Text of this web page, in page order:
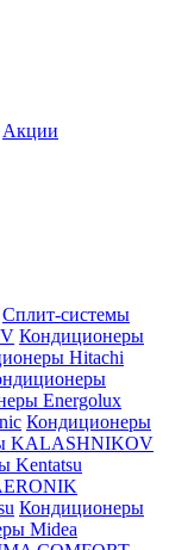
Акции
Сплит-системы
Кондиционеры
Hitachi
Energolux
Кондиционеры
KALASHNIKOV
Kentatsu
Кондиционеры
Midea